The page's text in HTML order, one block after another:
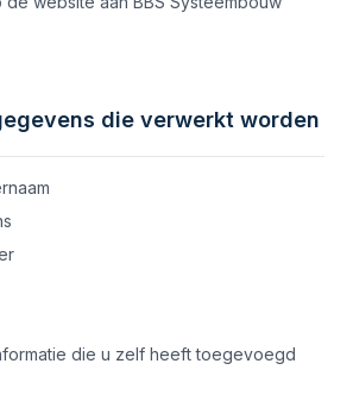
die verwerkt worden
die u zelf heeft toegevoegd